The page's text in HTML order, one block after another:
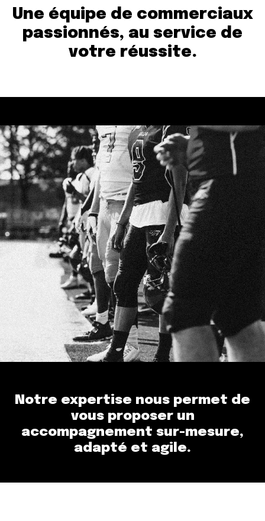
Une équipe de commerciaux
passionnés, au service de
votre réussite.
Notre expertise nous permet de
vous proposer un
accompagnement sur-mesure,
adapté et agile.